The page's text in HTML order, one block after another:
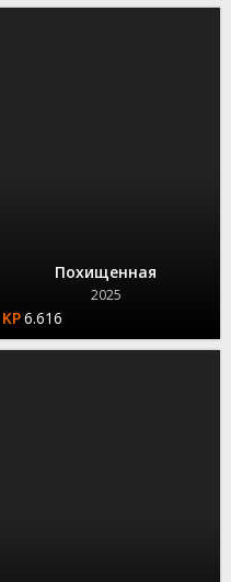
Похищенная
2025
6.616